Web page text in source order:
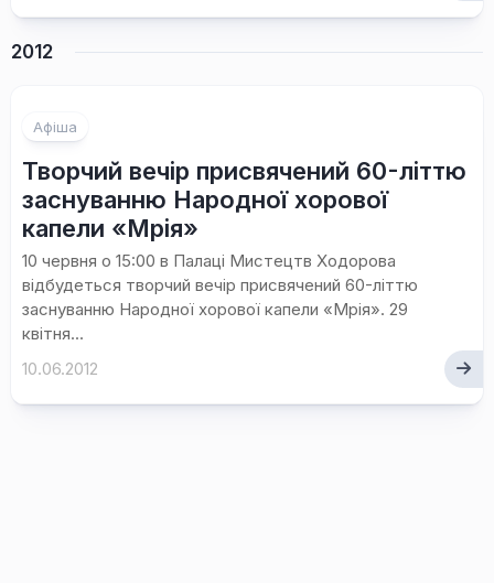
2012
Афіша
Творчий вечір присвячений 60-літтю
заснуванню Народної хорової
капели «Мрія»
10 червня о 15:00 в Палаці Мистецтв Ходорова
відбудеться творчий вечір присвячений 60-літтю
заснуванню Народної хорової капели «Мрія». 29
квітня...
10.06.2012